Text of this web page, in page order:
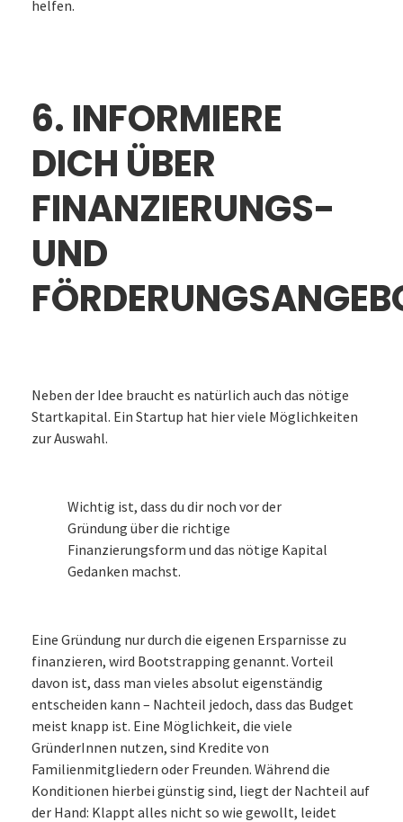
helfen.
6. INFORMIERE
DICH ÜBER
FINANZIERUNGS-
UND
Neben der Idee braucht es natürlich auch das nötige
Startkapital. Ein Startup hat hier viele Möglichkeiten
zur Auswahl.
Wichtig ist, dass du dir noch vor der
Gründung über die richtige
Finanzierungsform und das nötige Kapital
Gedanken machst.
Eine Gründung nur durch die eigenen Ersparnisse zu
finanzieren, wird Bootstrapping genannt. Vorteil
davon ist, dass man vieles absolut eigenständig
entscheiden kann – Nachteil jedoch, dass das Budget
meist knapp ist. Eine Möglichkeit, die viele
GründerInnen nutzen, sind Kredite von
Familienmitgliedern oder Freunden. Während die
Konditionen hierbei günstig sind, liegt der Nachteil auf
der Hand: Klappt alles nicht so wie gewollt, leidet